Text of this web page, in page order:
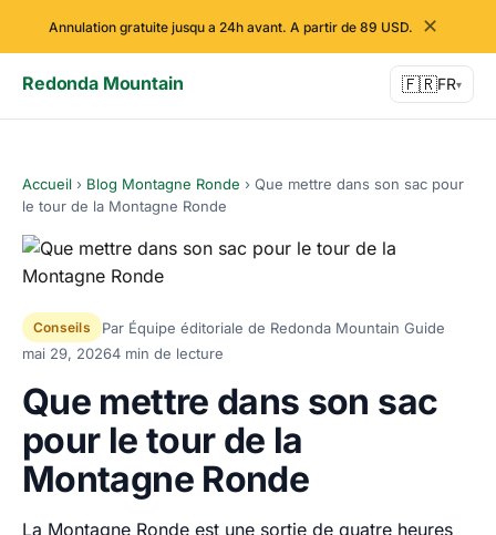
Annulation gratuite jusqu a 24h avant. A partir de 89 USD. ✕
Redonda Mountain 🇫🇷FR▾
Accueil › Blog Montagne Ronde › Que mettre dans son sac pour
le tour de la Montagne Ronde
Conseils
Par Équipe éditoriale de Redonda Mountain Guide
mai 29, 20264 min de lecture
Que mettre dans son sac
pour le tour de la
Montagne Ronde
La Montagne Ronde est une sortie de quatre heures